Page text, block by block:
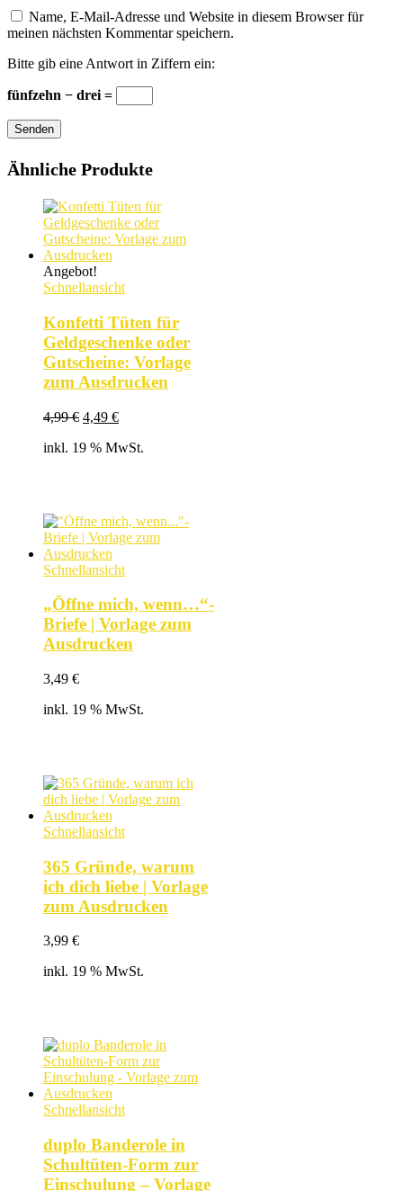
Name, E-Mail-Adresse und Website in diesem Browser für
meinen nächsten Kommentar speichern.
Bitte gib eine Antwort in Ziffern ein:
fünfzehn − drei =
Senden
Ähnliche Produkte
Angebot!
Schnellansicht
Konfetti Tüten für
Geldgeschenke oder
Gutscheine: Vorlage
zum Ausdrucken
4,99€ Ursprünglicher
war:
4,49 €Aktueller
ist:
inkl. 19 % MwSt.
Schnellansicht
„Öffne mich, wenn…“-
Briefe | Vorlage zum
Ausdrucken
3,49 €
inkl. 19 % MwSt.
Schnellansicht
365 Gründe, warum
ich dich liebe | Vorlage
zum Ausdrucken
3,99 €
inkl. 19 % MwSt.
Schnellansicht
duplo Banderole in
Schultüten-Form zur
Einschulung – Vorlage